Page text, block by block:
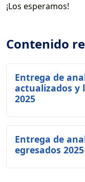
¡Los esperamos!
Contenido
Entrega de
actualizados y
2025
Entrega de
egresados 2025